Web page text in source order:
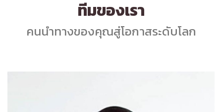
ทีมของเรา
คนนำทางของคุณสู่โอกาสระดับโลก